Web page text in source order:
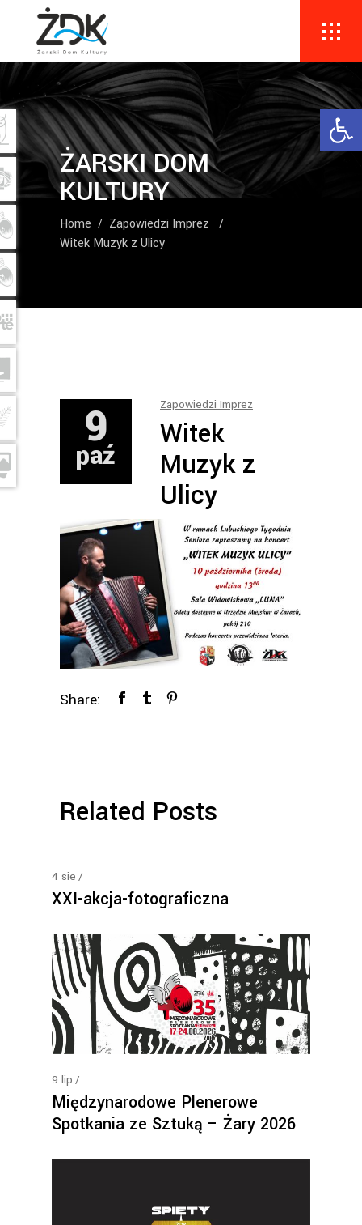
ŻARSKI DOM
KULTURY
Home / Zapowiedzi Imprez
/
Witek Muzyk z Ulicy
9
paź
Zapowiedzi Imprez
Witek
Muzyk z
Ulicy
Share:
Related Posts
4 sie
XXI-akcja-fotograficzna
9 lip
Międzynarodowe Plenerowe
Spotkania ze Sztuką – Żary 2026